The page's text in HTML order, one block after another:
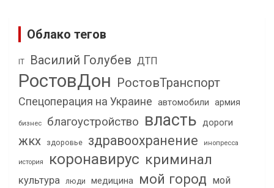
Облако тегов
IT Василий Голубев ДТП
РостовДон РостовТранспорт
Спецоперация на Украине автомобили армия
бизнес благоустройство власть дороги
жкх здоровье здравоохранение инопресса
история коронавирус криминал
культура люди медицина мой город мой